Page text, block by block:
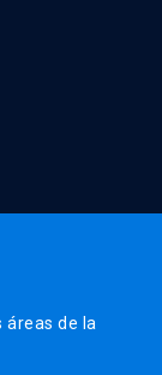
áreas de la